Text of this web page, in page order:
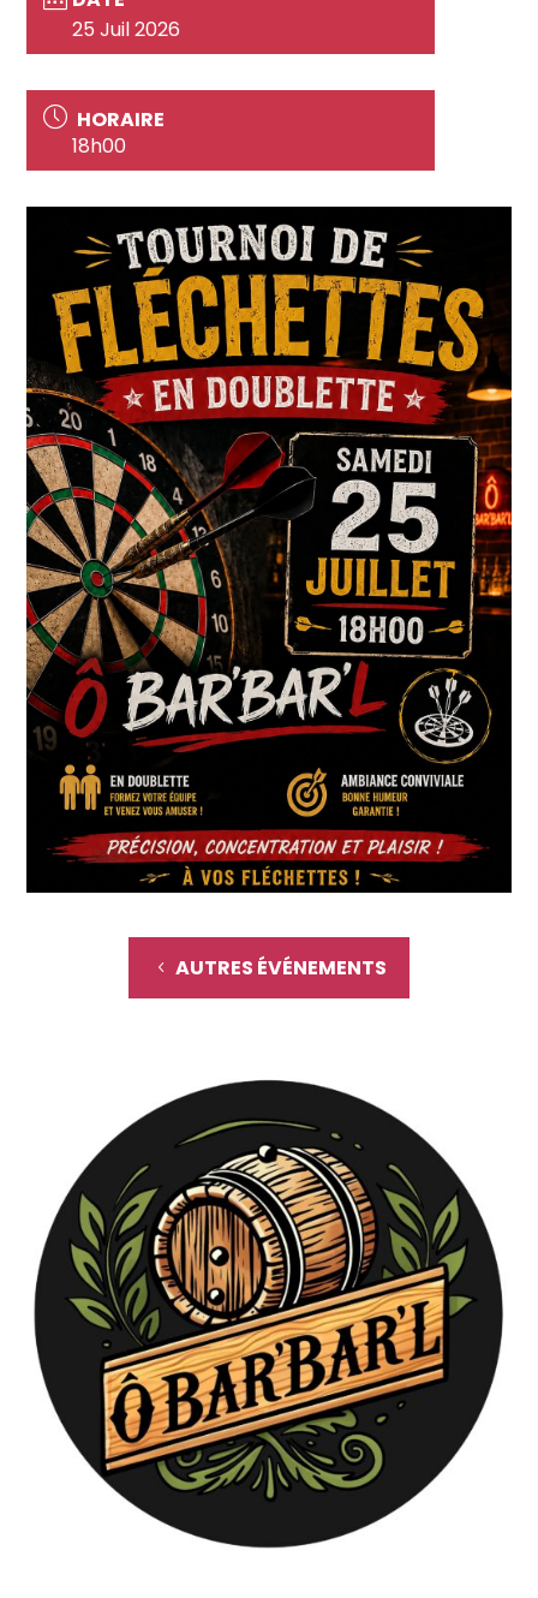
25 Juil 2026
HORAIRE
18h00
AUTRES ÉVÉNEMENTS